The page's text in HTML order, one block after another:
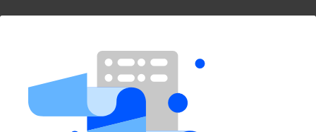
Tájékoztatás az üzemszünetekről